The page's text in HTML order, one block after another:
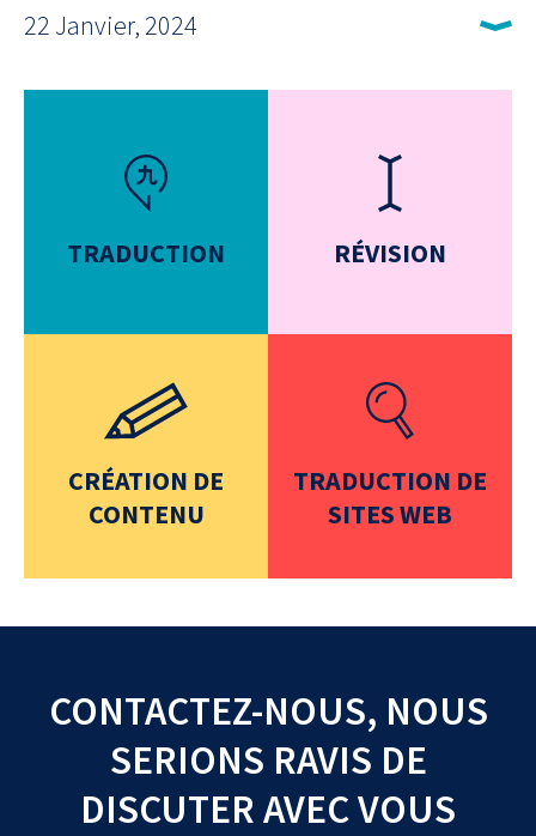
22 Janvier, 2024
TRADUCTION RÉVISION
CRÉATION DE
CONTENU
TRADUCTION DE
SITES WEB
CONTACTEZ-NOUS, NOUS
SERIONS RAVIS DE
DISCUTER AVEC VOUS